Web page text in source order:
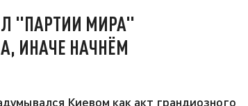
"ПАРТИИ МИРА"
ИНАЧЕ НАЧНЁМ
Киевом как акт грандиозного